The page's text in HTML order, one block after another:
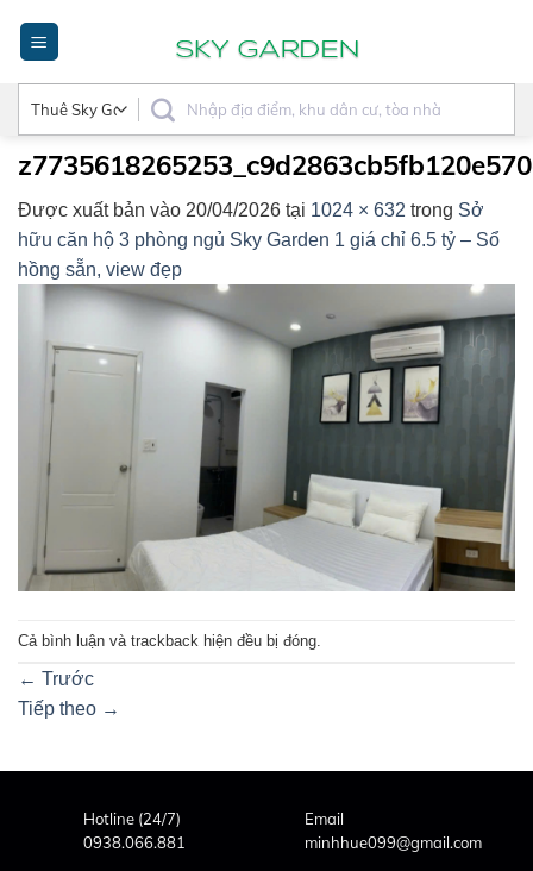
dung
Được xuất bản vào 20/04/2026 tại 1024 × 632 trong Sở
hữu căn hộ 3 phòng ngủ Sky Garden 1 giá chỉ 6.5 tỷ – Sổ
hồng sẵn, view đẹp
Cả bình luận và trackback hiện đều bị đóng.
← Trước
Tiếp theo →
Hotline (24/7)
0938.066.881
Email
minhhue099@gmail.com